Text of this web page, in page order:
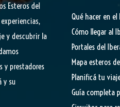
Esteros del
y descubrir la
y prestadores
y su
Qué hacer en el
Cómo llegar al
Portales del
Mapa esteros
Planificá tu
Guía completa